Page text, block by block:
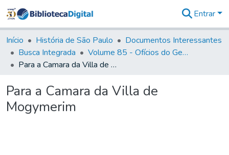
&
Coleções
Tudo na
Biblioteca
Estatísticas
Entrar
Início História de São Paulo
Documentos Interessantes
Busca Integrada
Volume 85 - Ofícios do General Francisco da Cunha Menezes (Governador da Capitania): 1782- 1786
Para a Camara da Villa de Mogymerim
Para a Camara da Villa de
Mogymerim